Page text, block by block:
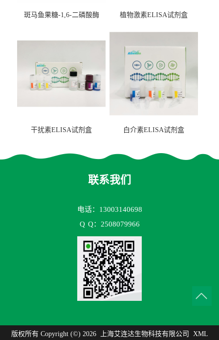
斑马鱼果糖-1,6-二磷酸酶
盒
植物激素ELISA试剂盒
干扰素ELISA试剂盒 白介素ELISA试剂盒
联系我们
电话：13003140698
Q Q：2508079966
版权所有 Copyright (©) 2026 上海艾连达生物科技有限公司 XML